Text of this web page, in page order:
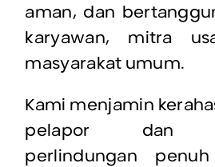
aman, dan
karyawan, mitra
masyarakat umum.
Kami menjamin
pelapor dan
perlindungan